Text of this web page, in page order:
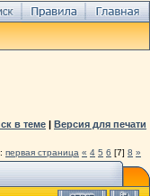
в теме | Версия для печати
первая страница « 4 5 6 [7] 8 »